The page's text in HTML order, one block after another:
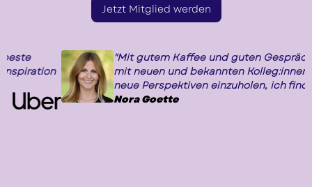
Jetzt Mitglied werden
"Mit gutem Kaffee und guten Gesprächen kriegst du mich
mit neuen und bekannten Kolleg:innen aus der Branche
neue Perspektiven einzuholen, ich finde das super (und
Nora Goette